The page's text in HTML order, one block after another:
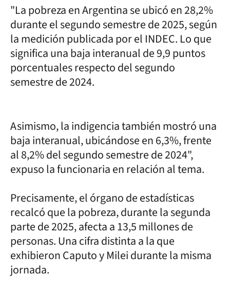
"La pobreza en Argentina se ubicó en 28,2%
durante el segundo semestre de 2025, según
la medición publicada por el INDEC. Lo que
significa una baja interanual de 9,9 puntos
porcentuales respecto del segundo
semestre de 2024.
Asimismo, la indigencia también mostró una
baja interanual, ubicándose en 6,3%, frente
al 8,2% del segundo semestre de 2024",
expuso la funcionaria en relación al tema.
Precisamente, el órgano de estadísticas
recalcó que la pobreza, durante la segunda
parte de 2025, afecta a 13,5 millones de
personas. Una cifra distinta a la que
exhibieron Caputo y Milei durante la misma
jornada.